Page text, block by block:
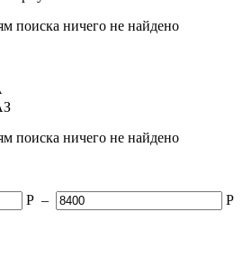
поиска ничего не найдено
поиска ничего не найдено
Р – Р